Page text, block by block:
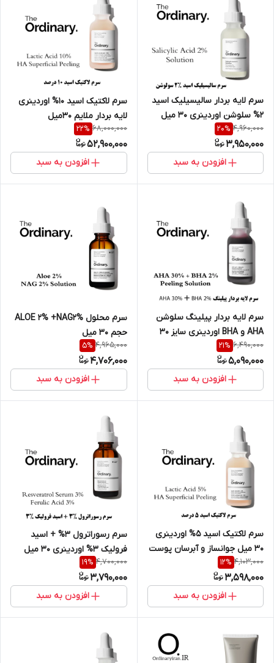
سرم لایه بردار سالیسیلیک اسید
2% سلوشن اوردینری 30 میل
4,960,000
20%
3,950,000
افزودن به سبد
سرم لاکتیک اسید 10% اوردینری
لایه بردار ملایم 30میل
68,000,000
22%
52,900,000
افزودن به سبد
سرم لایه بردار پیلینگ سلوشن
AHA و BHA اوردینری سایز 30
میل
6,490,000
21%
5,090,000
افزودن به سبد
سرم محلول ALOE 2% +NAG2%
حجم 30 میل
4,965,000
5%
4,706,000
افزودن به سبد
سرم لاکتیک اسید 5% اوردینری
30 میل جوانساز و آبرسان پوست
4,103,000
12%
3,598,000
افزودن به سبد
سرم رسوراترول ۳% + اسید
فرولیک ۳% اوردینری 30 میل
4,700,000
19%
3,790,000
افزودن به سبد